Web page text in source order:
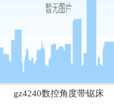
gz4240数控角度带锯床